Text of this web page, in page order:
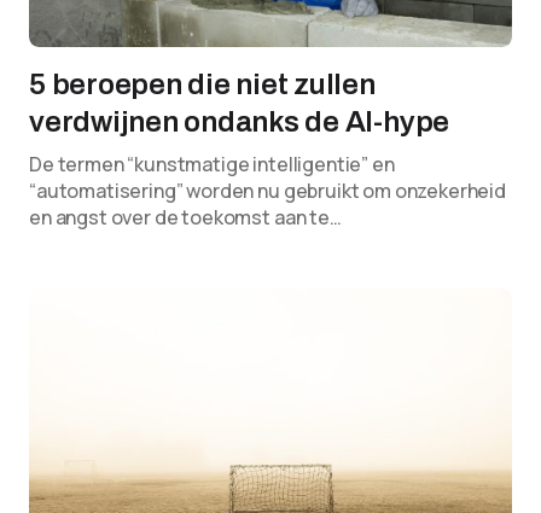
5 beroepen die niet zullen
verdwijnen ondanks de AI-hype
De termen “kunstmatige intelligentie” en
“automatisering” worden nu gebruikt om onzekerheid
en angst over de toekomst aan te…